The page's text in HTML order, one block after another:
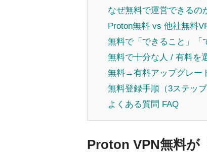
なぜ無料で運営できる
Proton無料 vs 他社無料
無料で「できること」「
無料で十分な人 / 有料を
無料→有料アップグレー
無料登録手順（3ステップ
よくある質問 FAQ
Proton VPN無料が